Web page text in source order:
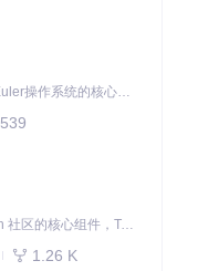
openEuler内核是openEuler操作系统的核心，既是系统性能与稳定性的基石，也是连接处理器、设备与服务的桥梁。
539
作为 Ascend for PyTorch 社区的核心组件，TorchNPU 是昇腾专为 PyTorch 打造的深度学习适配插件，使 PyTorch 框架能够直接调用昇腾 NPU，为开发者提供昇腾 AI 处理器的超强算力。
1.26 K